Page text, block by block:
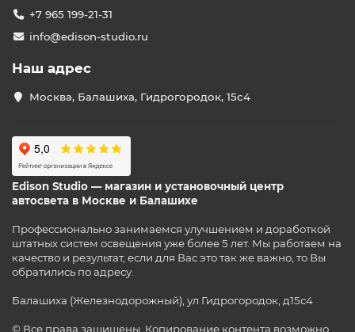
+7 965 199-21-31
info@edison-studio.ru
Наш адрес
Москва, Балашиха, Гидрогородок, 15с4
Edison Studio — магазин и установочный центр
автосвета в Москве и Балашихе
Профессионально занимаемся улучшением и доработкой
штатных систем освещения уже более 5 лет. Мы работаем на
качество и результат, если для Вас это так же важно, то Вы
обратились по адресу.
Балашиха (Железнодорожный), ул Гидрогородок, д15с4
© Все права защищены. Копирование контента возможно